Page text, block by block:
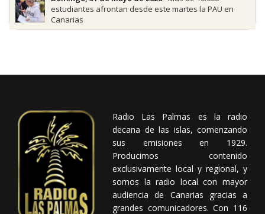
estudiantes afrontan desde este martes la PAU en
Canarias
Radio Las Palmas es la radio
decana de las islas, comenzando
sus emisiones en 1929.
Producimos contenido
exclusivamente local y regional, y
somos la radio local con mayor
audiencia de Canarias gracias a
grandes comunicadores. Con 116